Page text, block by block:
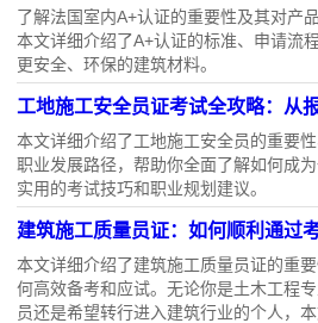
了解法国室内A+认证的重要性及其对产
本文详细介绍了A+认证的标准、申请流
更安全、环保的建筑材料。
工地施工安全员证考试全攻略：从
本文详细介绍了工地施工安全员的重要
职业发展路径，帮助你全面了解如何成
实用的考试技巧和职业规划建议。
建筑施工质量员证：如何顺利通过
本文详细介绍了建筑施工质量员证的重
何高效备考和应试。无论你是土木工程
员还是希望转行进入建筑行业的个人，